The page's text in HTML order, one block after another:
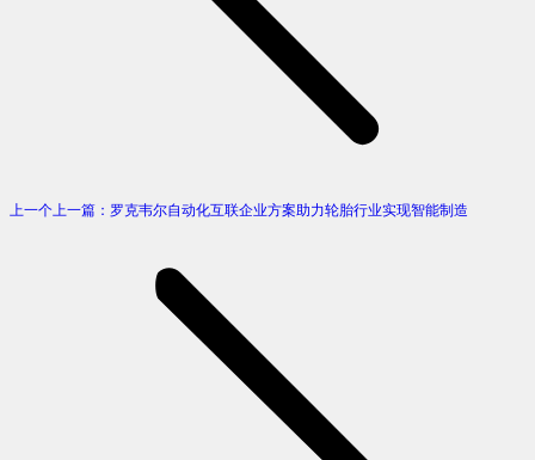
上一个 上一篇： 罗克韦尔自动化互联企业方案助力轮胎行业实现智能制造